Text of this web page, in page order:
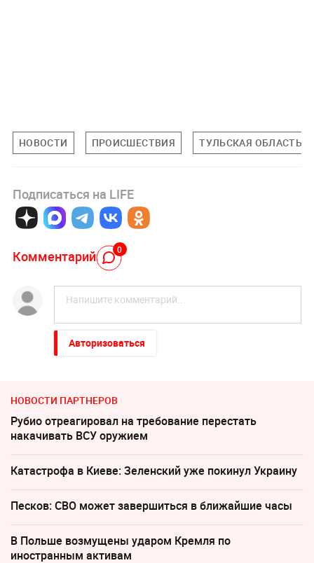
НОВОСТИ ПРОИСШЕСТВИЯ ТУЛЬСКАЯ ОБЛАСТЬ
Подписаться на LIFE
Комментарий 0
Авторизоваться
НОВОСТИ ПАРТНЕРОВ
Рубио отреагировал на требование перестать
накачивать ВСУ оружием
Катастрофа в Киеве: Зеленский уже покинул Украину
Песков: СВО может завершиться в ближайшие часы
В Польше возмущены ударом Кремля по
иностранным активам